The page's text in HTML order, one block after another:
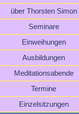
über Thorsten Simon
Seminare
Einweihungen
Ausbildungen
Meditationsabende
Termine
Einzelsitzungen